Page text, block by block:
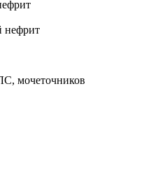
нефрит
мочеточников